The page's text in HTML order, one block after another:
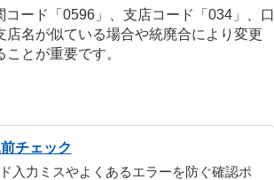
ード「0596」、支店コード「034」、口
名が似ている場合や統廃合により変更
とが重要です。
チェック
入力ミスやよくあるエラーを防ぐ確認ポ